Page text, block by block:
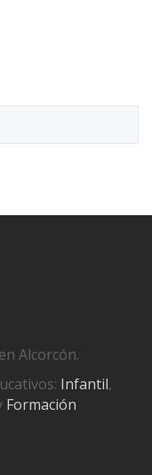
Alcorcón.
Infantil,
Formación